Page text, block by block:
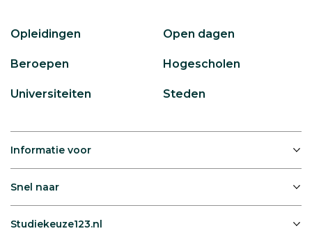
Opleidingen Open dagen
Beroepen Hogescholen
Universiteiten Steden
Informatie voor
Snel naar
Studiekeuze123.nl